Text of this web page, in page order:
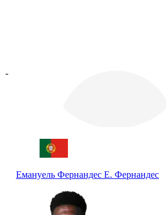
-
Емануель Фернандес Е. Фернандес